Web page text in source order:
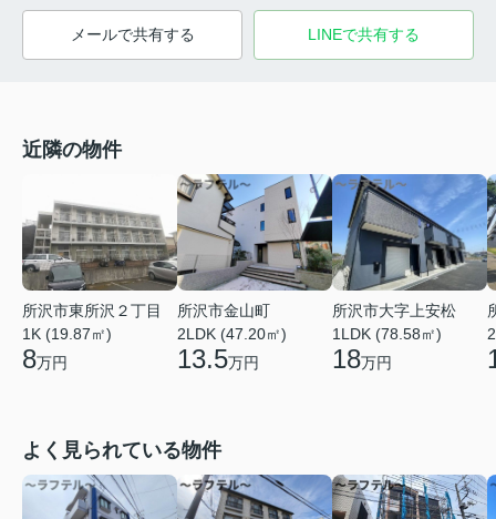
メールで共有する LINEで共有する
近隣の物件
所沢市東所沢２丁目
1K (19.87㎡)
8万円
所沢市金山町
2LDK (47.20㎡)
13.5万円
所沢市大字上安松
1LDK (78.58㎡)
18万円
よく見られている物件